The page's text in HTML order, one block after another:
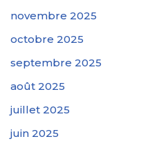
novembre 2025
octobre 2025
septembre 2025
août 2025
juillet 2025
juin 2025